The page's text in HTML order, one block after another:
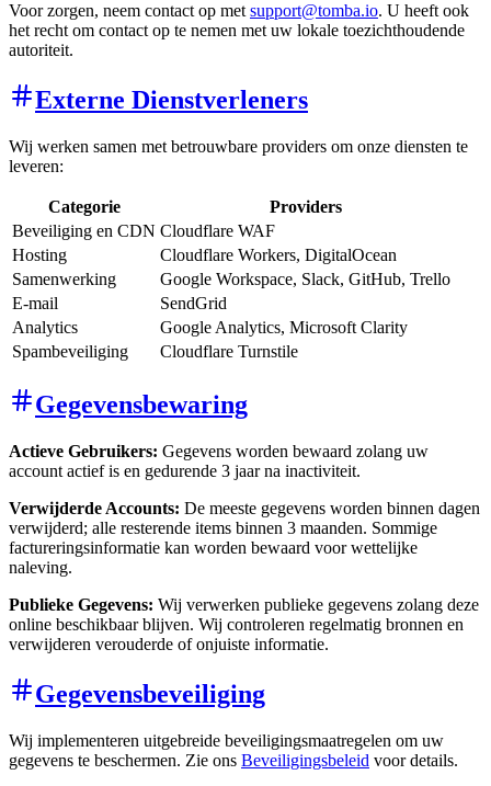
Voor zorgen, neem contact op met support@tomba.io. U heeft ook
het recht om contact op te nemen met uw lokale toezichthoudende
autoriteit.
Externe Dienstverleners
Wij werken samen met betrouwbare providers om onze diensten te
leveren:
Categorie
Providers
Beveiliging en CDN Cloudflare WAF
Hosting
Cloudflare Workers, DigitalOcean
Samenwerking
Google Workspace, Slack, GitHub, Trello
E-mail
SendGrid
Analytics
Google Analytics, Microsoft Clarity
Spambeveiliging
Cloudflare Turnstile
Gegevensbewaring
Actieve Gebruikers: Gegevens worden bewaard zolang uw
account actief is en gedurende 3 jaar na inactiviteit.
Verwijderde Accounts: De meeste gegevens worden binnen dagen
verwijderd; alle resterende items binnen 3 maanden. Sommige
factureringsinformatie kan worden bewaard voor wettelijke
naleving.
Publieke Gegevens: Wij verwerken publieke gegevens zolang deze
online beschikbaar blijven. Wij controleren regelmatig bronnen en
verwijderen verouderde of onjuiste informatie.
Gegevensbeveiliging
Wij implementeren uitgebreide beveiligingsmaatregelen om uw
gegevens te beschermen. Zie ons Beveiligingsbeleid voor details.